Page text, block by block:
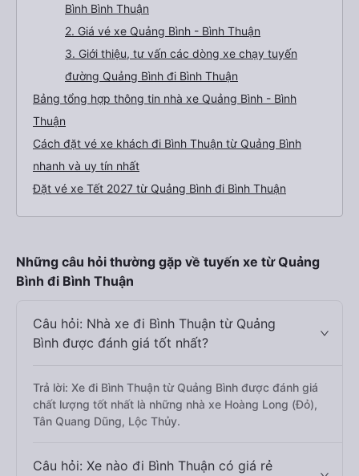
Bình Bình Thuận
2. Giá vé xe Quảng Bình - Bình Thuận
3. Giới thiệu, tư vấn các dòng xe chạy tuyến
đường Quảng Bình đi Bình Thuận
Bảng tổng hợp thông tin nhà xe Quảng Bình - Bình
Thuận
Cách đặt vé xe khách đi Bình Thuận từ Quảng Bình
nhanh và uy tín nhất
Đặt vé xe Tết 2027 từ Quảng Bình đi Bình Thuận
Những câu hỏi thường gặp về tuyến xe từ Quảng
Bình đi Bình Thuận
Câu hỏi: Nhà xe đi Bình Thuận từ Quảng
Bình được đánh giá tốt nhất?
Trả lời: Xe đi Bình Thuận từ Quảng Bình được đánh giá
chất lượng tốt nhất là những nhà xe Hoàng Long (Đỏ),
Tân Quang Dũng, Lộc Thủy.
Câu hỏi: Xe nào đi Bình Thuận có giá rẻ